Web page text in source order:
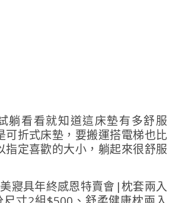
躺看看就知道這床墊有多舒服
可折式床墊，要搬運搭電梯也比
指定喜歡的大小，躺起來很舒服